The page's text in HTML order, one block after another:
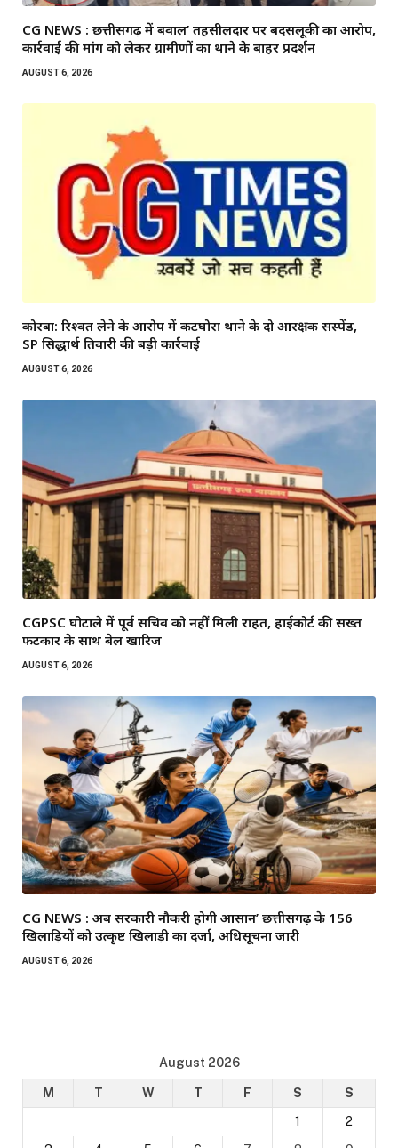
CG NEWS : छत्तीसगढ़ में बवाल’ तहसीलदार पर बदसलूकी का आरोप,
कार्रवाई की मांग को लेकर ग्रामीणों का थाने के बाहर प्रदर्शन
AUGUST 6, 2026
कोरबा: रिश्वत लेने के आरोप में कटघोरा थाने के दो आरक्षक सस्पेंड,
SP सिद्धार्थ तिवारी की बड़ी कार्रवाई
AUGUST 6, 2026
CGPSC घोटाले में पूर्व सचिव को नहीं मिली राहत, हाईकोर्ट की सख्त
फटकार के साथ बेल खारिज
AUGUST 6, 2026
CG NEWS : अब सरकारी नौकरी होगी आसान’ छत्तीसगढ़ के 156
खिलाड़ियों को उत्कृष्ट खिलाड़ी का दर्जा, अधिसूचना जारी
AUGUST 6, 2026
August 2026
M T W T F S
S
1
2